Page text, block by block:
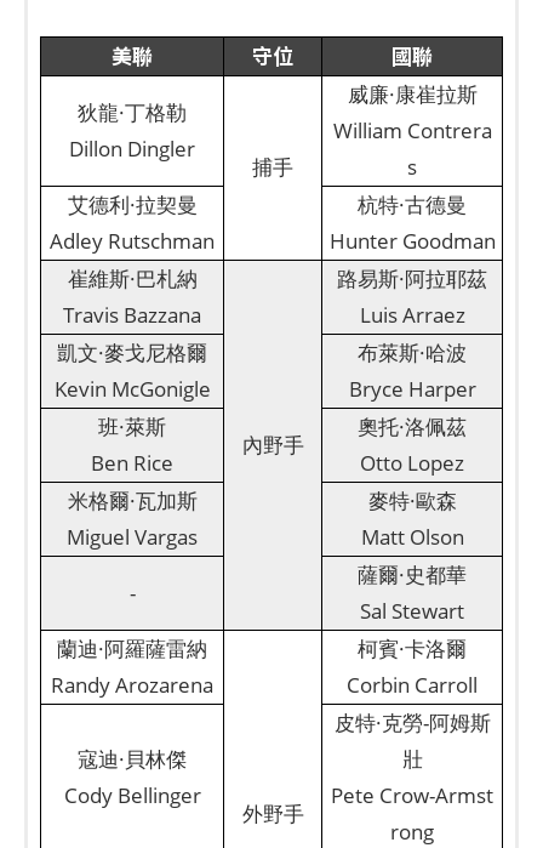
美聯 守位 國聯
狄龍·丁格勒
Dillon Dingler
捕手
威廉·康崔拉斯
William Contrera
s
艾德利·拉契曼
Adley Rutschman
杭特·古德曼
Hunter Goodman
崔維斯·巴札納
Travis Bazzana
內野手
路易斯·阿拉耶茲
Luis Arraez
凱文·麥戈尼格爾
Kevin McGonigle
布萊斯·哈波
Bryce Harper
班·萊斯
Ben Rice
奧托·洛佩茲
Otto Lopez
米格爾·瓦加斯
Miguel Vargas
麥特·歐森
Matt Olson
-
薩爾·史都華
Sal Stewart
蘭迪·阿羅薩雷納
Randy Arozarena
外野手
柯賓·卡洛爾
Corbin Carroll
寇迪·貝林傑
Cody Bellinger
皮特·克勞-阿姆斯
壯
Pete Crow-Armst
rong